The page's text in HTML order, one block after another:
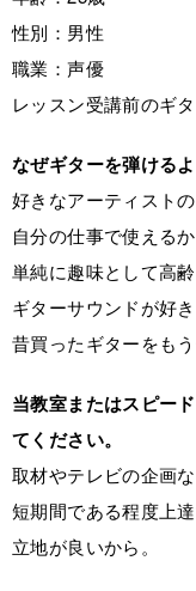
性別：男性
職業：声優
レッスン受講前のギ
なぜギターを弾ける
好きなアーティスト
自分の仕事で使える
単純に趣味として高
ギターサウンドが好き
昔買ったギターをも
当教室またはスピー
てください。
取材やテレビの企画
短期間である程度上
立地が良いから。